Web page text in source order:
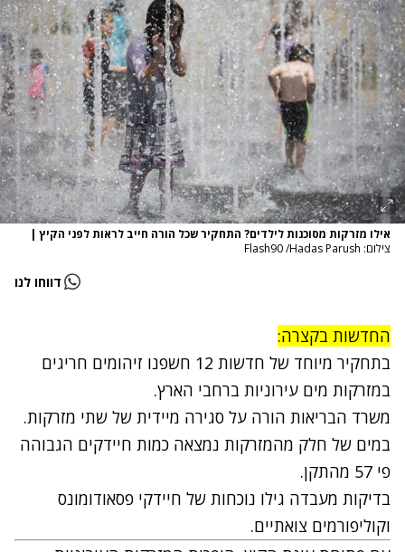
אילו מזרקות מסוכנות לילדים? התחקיר שכל הורה חייב לראות לפני הקיץ |
צילום: Flash90 /Hadas Parush
דווחו לנו
החדשות בקצרה:
בתחקיר מיוחד של חדשות 12 חשפנו זיהומים חריגים
במזרקות מים עירוניות ברחבי הארץ.
משרד הבריאות הורה על סגירה מיידית של שתי מזרקות.
במים של חלק מהמזרקות נמצאה כמות חיידקים הגבוהה
פי 57 מהתקן.
בדיקות מעבדה גילו נוכחות של חיידקי פסאודומונס
וקוליפורמים צואתיים.